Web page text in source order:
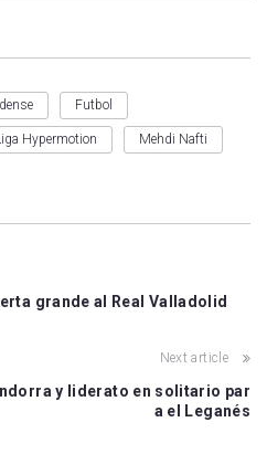
Futbol
Hypermotion Mehdi Nafti
grande al Real Valladolid
Next article
y liderato en solitario par
a el Leganés